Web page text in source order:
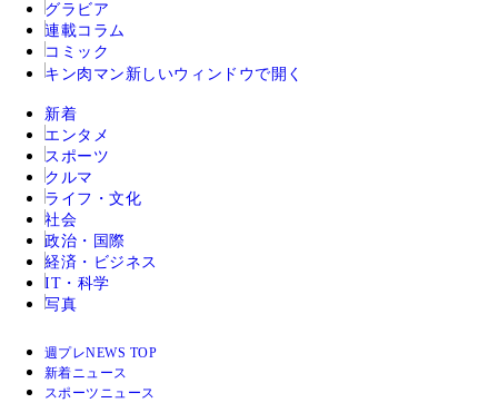
グラビア
連載コラム
コミック
キン肉マン 新しいウィンドウで開く
新着
エンタメ
スポーツ
クルマ
ライフ・文化
社会
政治・国際
経済・ビジネス
IT・科学
写真
週プレNEWS TOP
新着ニュース
スポーツニュース